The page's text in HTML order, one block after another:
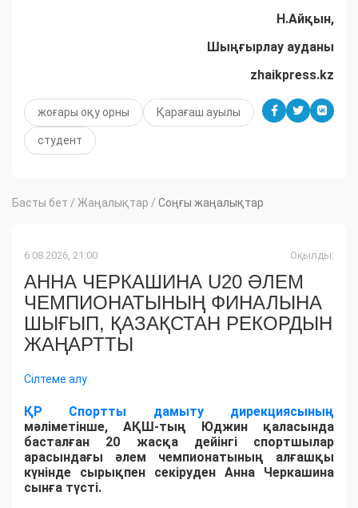
Н.Айқын,
Шыңғырлау ауданы
zhaikpress.kz
жоғары оқу орны Қарағаш ауылы
студент
Басты бет / Жаңалықтар / Соңғы жаңалықтар
6.08.2026, 21:00 Оқылды:
АННА ЧЕРКАШИНА U20 ӘЛЕМ
ЧЕМПИОНАТЫНЫҢ ФИНАЛЫНА
ШЫҒЫП, ҚАЗАҚСТАН РЕКОРДЫН
ЖАҢАРТТЫ
Сілтеме алу
ҚР Спортты дамыту дирекциясының
мәліметінше, АҚШ-тың Юджин қаласында
басталған 20 жасқа дейінгі спортшылар
арасындағы әлем чемпионатының алғашқы
күнінде сырықпен секіруден Анна Черкашина
сынға түсті.